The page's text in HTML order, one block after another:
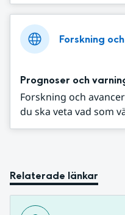
Forskning
Prognoser och
Forskning och
du ska veta vad som
Relaterade länkar